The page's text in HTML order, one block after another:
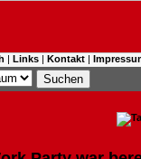
| Links | Kontakt |